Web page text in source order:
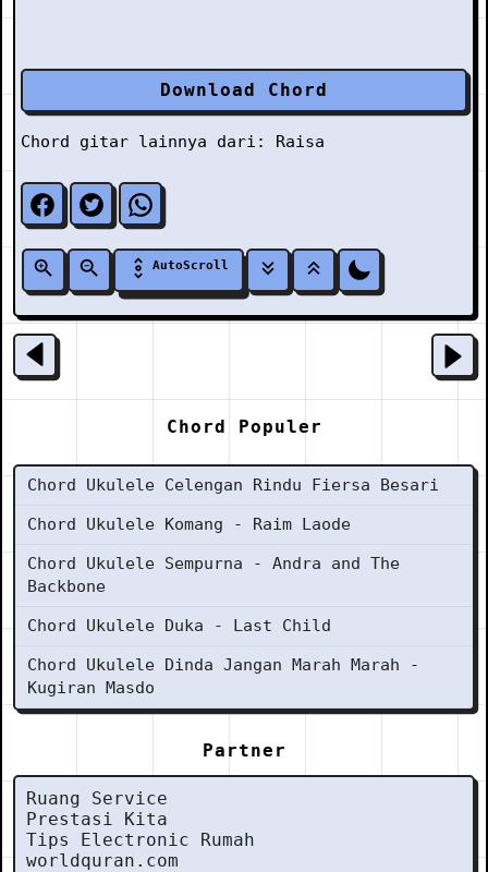
Download Chord
Chord gitar lainnya dari: Raisa
AutoScroll
Chord Populer
Chord Ukulele Celengan Rindu Fiersa Besari
Chord Ukulele Komang - Raim Laode
Chord Ukulele Sempurna - Andra and The
Backbone
Chord Ukulele Duka - Last Child
Chord Ukulele Dinda Jangan Marah Marah -
Kugiran Masdo
Partner
Ruang Service
Prestasi Kita
Tips Electronic Rumah
worldquran.com